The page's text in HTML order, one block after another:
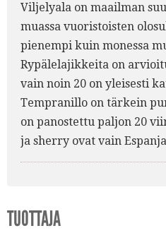
Viljelyala on maailman
muassa vuoristoisten
pienempi kuin monessa
Rypälelajikkeita on
vain noin 20 on yleisesti
Tempranillo on tärkein
on panostettu paljon 20
ja sherry ovat vain
TUOTTAJA